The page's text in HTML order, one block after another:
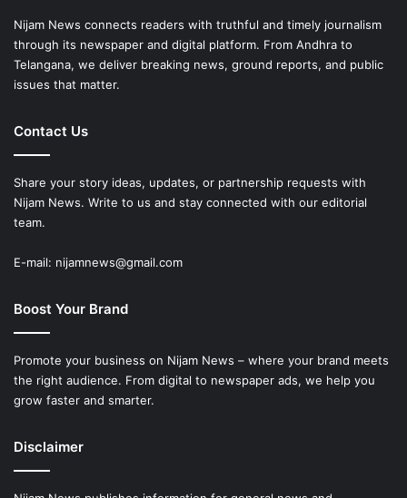
Nijam News connects readers with truthful and timely journalism
through its newspaper and digital platform. From Andhra to
Telangana, we deliver breaking news, ground reports, and public
issues that matter.
Contact Us
Share your story ideas, updates, or partnership requests with
Nijam News. Write to us and stay connected with our editorial
team.
E-mail: nijamnews@gmail.com
Boost Your Brand
Promote your business on Nijam News – where your brand meets
the right audience. From digital to newspaper ads, we help you
grow faster and smarter.
Disclaimer